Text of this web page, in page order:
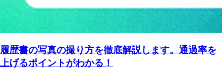
履歴書の写真の撮り方を徹底解説します。通過率を
上げるポイントがわかる！